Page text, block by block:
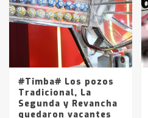
#Timba# Los pozos
Tradicional, La
Segunda y Revancha
quedaron vacantes